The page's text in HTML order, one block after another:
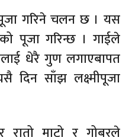
गरिने चलन छ । यस
पूजा गरिन्छ । गाईले
धेरै गुण लगाएबापत
दिन साँझ लक्ष्मीपूजा